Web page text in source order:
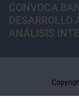
CONVOCA
DESARROLLO
ANÁLISIS